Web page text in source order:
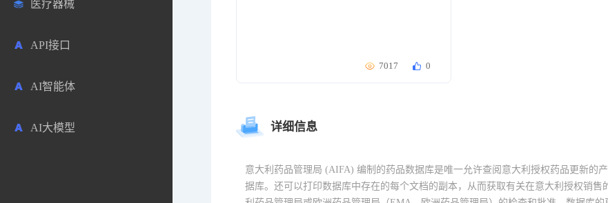
合成化工
药物分析
毒性数据库
原辅料包材
其他各国
医药科普
文献下载
文献管理
医药专利
商业专利数据库
免费专利库
医疗器械
API接口
AI智能体
AI大模型
7017 0
详细信息
意大利药品管理局 (AIFA) 编制的药品数据库是唯一允许查阅意大利授权药品更新的
据库。还可以打印数据库中存在的每个文档的副本，从而获取有关在意大利授权销